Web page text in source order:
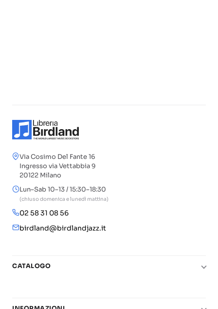
Via Cosimo Del Fante 16
Ingresso via Vettabbia 9
20122 Milano
Lun–Sab 10–13 / 15:30–18:30
(chiuso domenica e lunedì mattina)
02 58 31 08 56
birdland@birdlandjazz.it
CATALOGO
Chitarra